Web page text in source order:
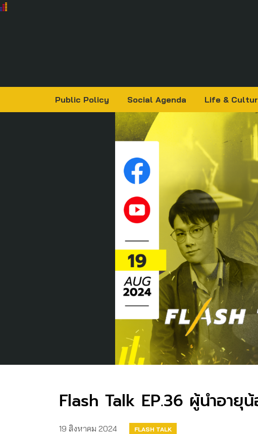
Public Policy Social Agenda Life &
Flash Talk EP.36 ผู้นำอายุ
19 สิงหาคม 2024 FLASH TALK